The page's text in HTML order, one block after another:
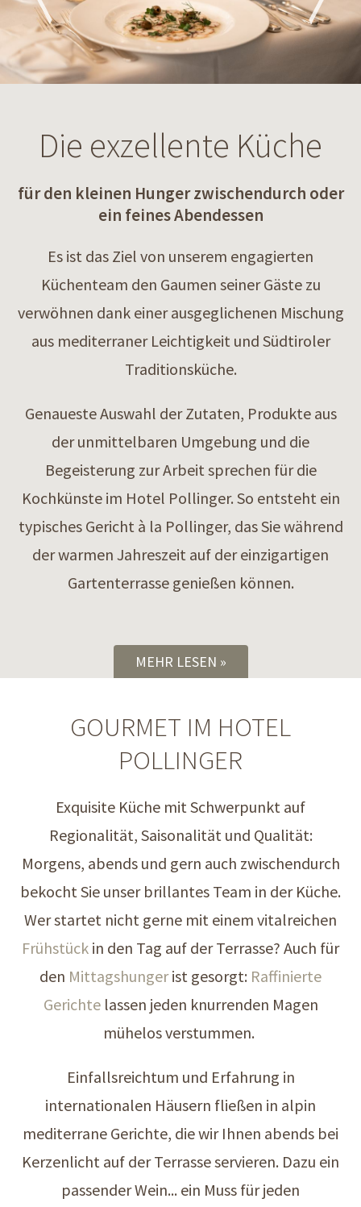
Die exzellente Küche
für den kleinen Hunger zwischendurch oder
ein feines Abendessen
Es ist das Ziel von unserem engagierten
Küchenteam den Gaumen seiner Gäste zu
verwöhnen dank einer ausgeglichenen Mischung
aus mediterraner Leichtigkeit und Südtiroler
Traditionsküche.
Genaueste Auswahl der Zutaten, Produkte aus
der unmittelbaren Umgebung und die
Begeisterung zur Arbeit sprechen für die
Kochkünste im Hotel Pollinger. So entsteht ein
typisches Gericht à la Pollinger, das Sie während
der warmen Jahreszeit auf der einzigartigen
Gartenterrasse genießen können.
MEHR LESEN
GOURMET IM HOTEL
POLLINGER
Exquisite Küche mit Schwerpunkt auf
Regionalität, Saisonalität und Qualität:
Morgens, abends und gern auch zwischendurch
bekocht Sie unser brillantes Team in der Küche.
Wer startet nicht gerne mit einem vitalreichen
Frühstück in den Tag auf der Terrasse? Auch für
den Mittagshungerist gesorgt: Raffinierte
Gerichtelassen jeden knurrenden Magen
mühelos verstummen.
Einfallsreichtum und Erfahrung in
internationalen Häusern fließen in alpin
mediterrane Gerichte, die wir Ihnen abends bei
Kerzenlicht auf der Terrasse servieren. Dazu ein
passender Wein... ein Muss für jeden